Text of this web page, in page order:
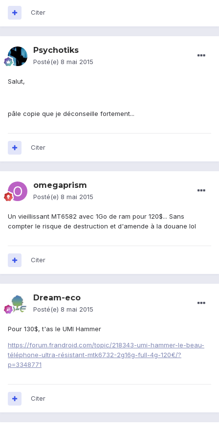
Citer
Psychotiks
Posté(e) 8 mai 2015
Salut,
pâle copie que je déconseille fortement...
Citer
omegaprism
Posté(e) 8 mai 2015
Un vieillissant MT6582 avec 1Go de ram pour 120$... Sans
compter le risque de destruction et d'amende à la douane lol
Citer
Dream-eco
Posté(e) 8 mai 2015
Pour 130$, t'as le UMI Hammer
https://forum.frandroid.com/topic/218343-umi-hammer-le-beau-
téléphone-ultra-résistant-mtk6732-2g16g-full-4g-120€/?
p=3348771
Citer